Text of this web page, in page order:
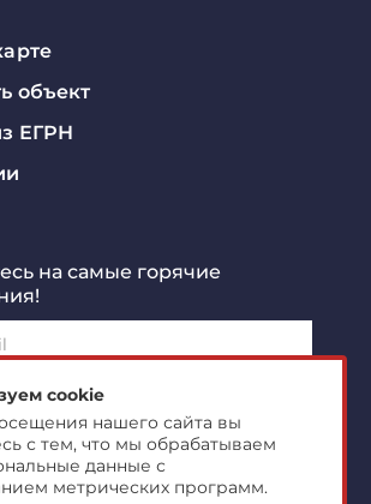
объект
ЕГРН
на самые горячие
Подписаться!
сполитикой конфиденциальности
обработку персональных данных
cookie
нашего сайта вы
с тем, что мы обрабатываем
данные с
метрических программ.